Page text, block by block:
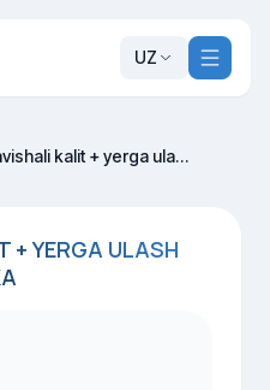
UZ
Bir klavishali kalit + yerga ulash kontaktli rozetka
+ YERGA ULASH